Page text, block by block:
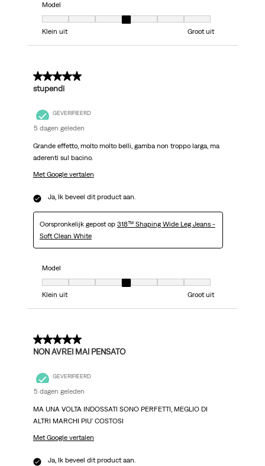
Model
Model, 4 van 7, waarbij 1 gelijk is aan Klein uit en 7 gelijk is aan Groot uit
Klein uit
Groot uit
5 van 5 sterren.
stupendi
GEVERIFIEERD
5 dagen geleden
Grande effetto, molto molto belli, gamba non troppo larga, ma
aderenti sul bacino.
Met Google vertalen
Ja, Ik beveel dit product aan.
Oorspronkelijk gepost op 318™ Shaping Wide Leg Jeans -
Soft Clean White
Model
Model, 4 van 7, waarbij 1 gelijk is aan Klein uit en 7 gelijk is aan Groot uit
Klein uit
Groot uit
5 van 5 sterren.
NON AVREI MAI PENSATO
GEVERIFIEERD
5 dagen geleden
MA UNA VOLTA INDOSSATI SONO PERFETTI, MEGLIO DI
ALTRI MARCHI PIU' COSTOSI
Met Google vertalen
Ja, Ik beveel dit product aan.